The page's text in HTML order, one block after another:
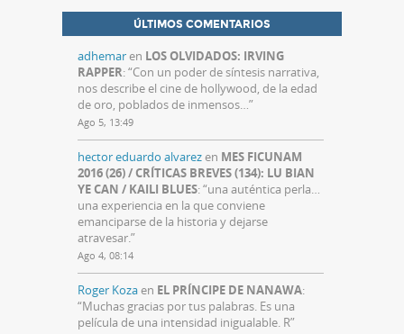
ÚLTIMOS COMENTARIOS
adhemaren LOS OLVIDADOS: IRVING
RAPPER: “Con un poder de síntesis narrativa,
nos describe el cine de hollywood, de la edad
de oro, poblados de inmensos…”
Ago 5, 13:49
hector eduardo alvarezen MES FICUNAM
2016 (26) / CRÍTICAS BREVES (134): LU BIAN
YE CAN / KAILI BLUES: “una auténtica perla…
una experiencia en la que conviene
emanciparse de la historia y dejarse
atravesar.”
Ago 4, 08:14
Roger Kozaen EL PRÍNCIPE DE NANAWA:
“Muchas gracias por tus palabras. Es una
película de una intensidad inigualable. R”